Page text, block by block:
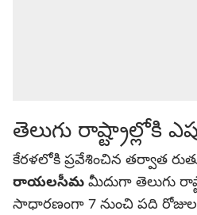
తెలుగు రాష్ట్రాల్లోకి
కేరళలోకి ప్రవేశించిన తర్వాత
రాయలసీమ మీదుగా తెలుగు
సాధారణంగా 7 నుంచి పది